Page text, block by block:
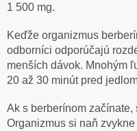
1 500 mg.
Keďže organizmus
odborníci odporúčajú
menších dávok. Mnohým
20 až 30 minút pred
Ak s berberínom
Organizmus si naň